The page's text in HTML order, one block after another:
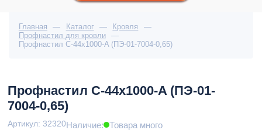
Главная — Каталог — Кровля
—
Профнастил для кровли
—
Профнастил С-44x1000-A (ПЭ-01-7004-0,65)
Профнастил С-44x1000-A (ПЭ-01-
7004-0,65)
Артикул: 32320Наличие: Товара много